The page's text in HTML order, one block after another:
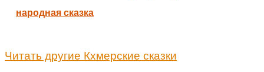
народная сказка
Читать другие Кхмерские сказки